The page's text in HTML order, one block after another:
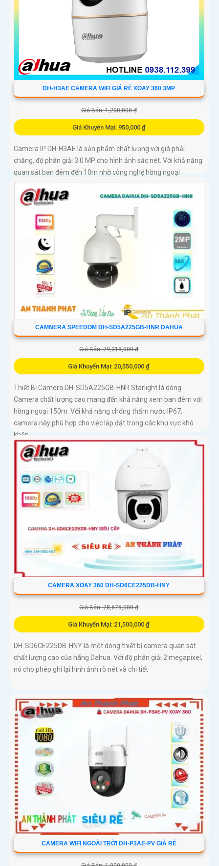
DH-H3AE CAMERA WIFI GIÁ RẺ XOAY 360 3MP
Giá Bán: 1,200,000 ₫
Giá Khuyến Mại: 950,000 ₫
Camera IP DH-H3AE là sản phẩm chất lượng với giá phải
chăng, độ phân giải 3.0 MP cho hình ảnh sắc nét. Với khả năng
quan sát ban đêm đến 10m nhờ công nghệ hồng ngoại
CAMNERA SPEEDOM DH-SD5A225GB-HNR DAHUA
Giá Bán: 29,318,000 ₫
Giá Khuyến Mại: 20,550,000 ₫
Thiết Bị Camera DH-SD5A225GB-HNR Starlight là dòng
Camera chất lượng cao mang đến khả năng xem ban đêm với
hồng ngoại 150m. Với khả năng chống thấm nước IP67,
camera này phù hợp cho việc lắp đặt trong các khu vực khó
khăn
CAMERA XOAY 360 DH-SD6CE225DB-HNY
Giá Bán: 28,675,000 ₫
Giá Khuyến Mại: 21,500,000 ₫
DH-SD6CE225DB-HNY là một dòng thiết bị camera quan sát
chất lượng cao của hãng Dahua. Với độ phân giải 2 megapixel,
nó cho phép ghi lại hình ảnh rõ nét và chi tiết
CAMERA WIFI NGOÀI TRỜI DH-P3AE-PV GIÁ RẺ